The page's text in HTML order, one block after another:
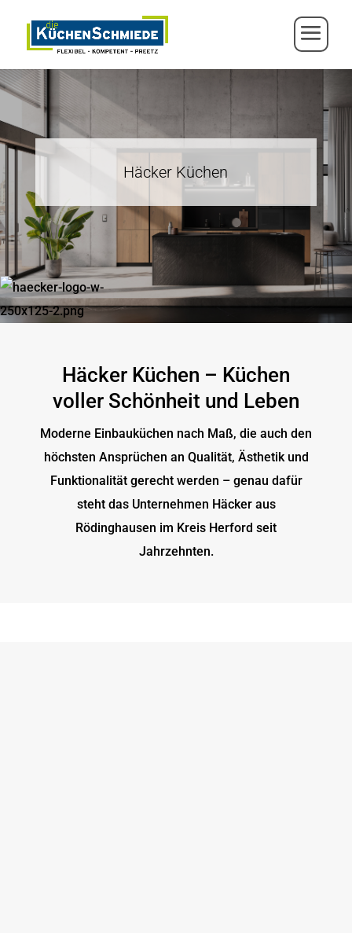
Häcker Küchen
Häcker Küchen – Küchen
voller Schönheit und Leben
Moderne Einbauküchen nach Maß, die auch den
höchsten Ansprüchen an Qualität, Ästhetik und
Funktionalität gerecht werden – genau dafür
steht das Unternehmen Häcker aus
Rödinghausen im Kreis Herford seit
Jahrzehnten.